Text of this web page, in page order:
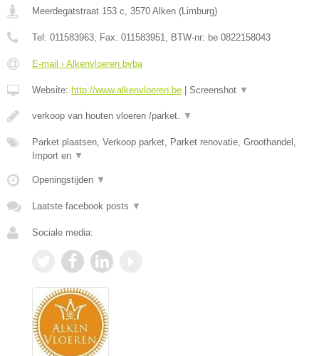
Meerdegatstraat 153 c, 3570 Alken (Limburg)
Tel: 011583963, Fax: 011583951, BTW-nr: be 0822158043
E-mail › Alkenvloeren bvba
Website: http://www.alkenvloeren.be Screenshot ▼
verkoop van houten vloeren /parket. ▼
Parket plaatsen, Verkoop parket, Parket renovatie, Groothandel,
Import en ▼
Openingstijden ▼
Laatste facebook posts ▼
Sociale media: